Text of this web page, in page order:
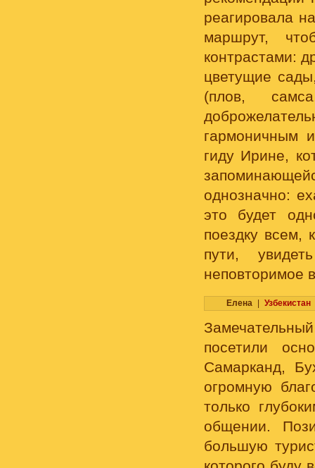
реагировала
маршрут,
контрастами:
цветущие
(плов,
гармоничным
гиду Ирине,
однозначно:
это будет
поездку всем,
пути,
неповторимое
Елена Узбекистан
посетили
Самарканд,
огромную
только
общении.
большую